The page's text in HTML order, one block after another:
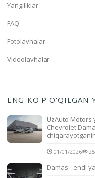
Yangiliklar
FAQ
Fotolavhalar
Videolavhalar
ENG KO'P O'QILGAN
UzAuto Motors
Chevrolet
01/01/2026
Damas - endi